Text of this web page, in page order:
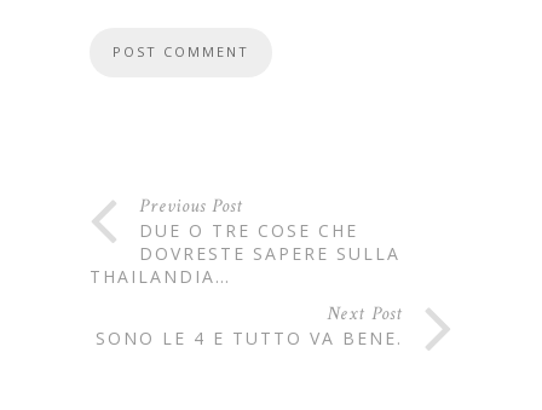
Previous Post
DUE O TRE COSE CHE
DOVRESTE SAPERE SULLA
THAILANDIA…
Next Post
SONO LE 4 E TUTTO VA BENE.